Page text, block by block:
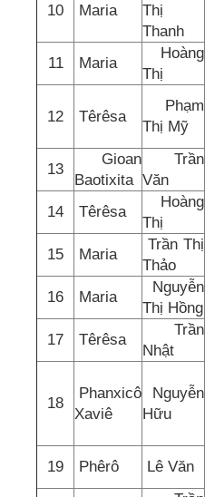
10 Maria
Thị
Thanh
11 Maria
Hoàng
Thị
12 Têrêsa
Phạm
Thị Mỹ
13
Gioan
Baotixita
Trần
Văn
14
Têrêsa
Hoàng
Thị
15 Maria
Trần Thị
Thảo
16 Maria
Nguyễn
Thị Hồng
17 Têrêsa
Trần
Nhật
18
Phanxicô
Xaviê
Nguyễn
Hữu
19 Phêrô Lê Văn